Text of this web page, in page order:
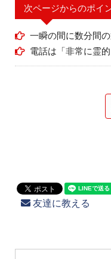
次ページからのポイ
一瞬の間に数分間
電話は「非常に霊的
友達に教える